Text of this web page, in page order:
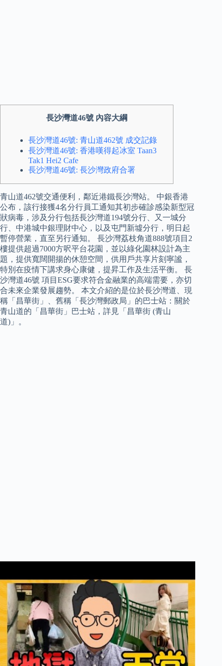
長沙灣道46號 內容大綱
長沙灣道46號: 青山道462號 成交記錄
長沙灣道46號: 香港嘆得起冰室 Taan3
Tak1 Hei2 Cafe
長沙灣道46號: 長沙灣政府合署
青山道462號交通便利，鄰近港鐵長沙灣站。 中銀香港
公布，該行接獲4名分行員工通知其初步確診感染新型冠
狀病毒，涉及分行包括長沙灣道194號分行、又一城分
行、中港城中銀理財中心，以及屯門新墟分行，明日起
暫停營業，直至另行通知。 長沙灣荔枝角道888號項目2
樓提供超過7000方呎平台花園，並以綠化園林設計為主
題，提供寬闊開揚的休憩空間，供用戶共享片刻寧謐，
特別在疫情下講求身心康健，提昇工作及生活平衡。 長
沙灣道46號 項目ESG要求符合金融業的高端需要，亦切
合未來企業發展趨勢。 本文介紹的是位於長沙灣道、現
稱「昌華街」、舊稱「長沙灣郵政局」的巴士站：關於
青山道的「昌華街」巴士站，詳見「昌華街 (青山
道)」。